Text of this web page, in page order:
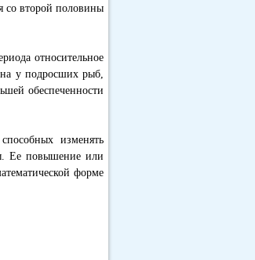
со второй половины
относительное
у подросших рыб,
обеспеченности
изменять
Ее повышение или
форме